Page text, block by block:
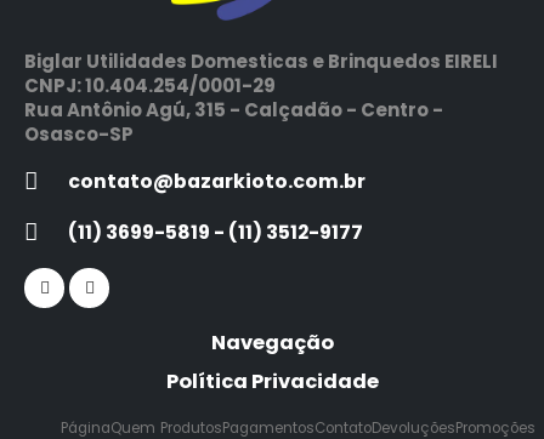
Biglar Utilidades Domesticas e Brinquedos EIRELI
CNPJ: 10.404.254/0001-29
Rua Antônio Agú, 315 - Calçadão - Centro -
Osasco-SP
contato@bazarkioto.com.br
(11) 3699-5819 - (11) 3512-9177
Navegação
Política Privacidade
PáginaQuem ProdutosPagamentosContatoDevoluçõesPromoções